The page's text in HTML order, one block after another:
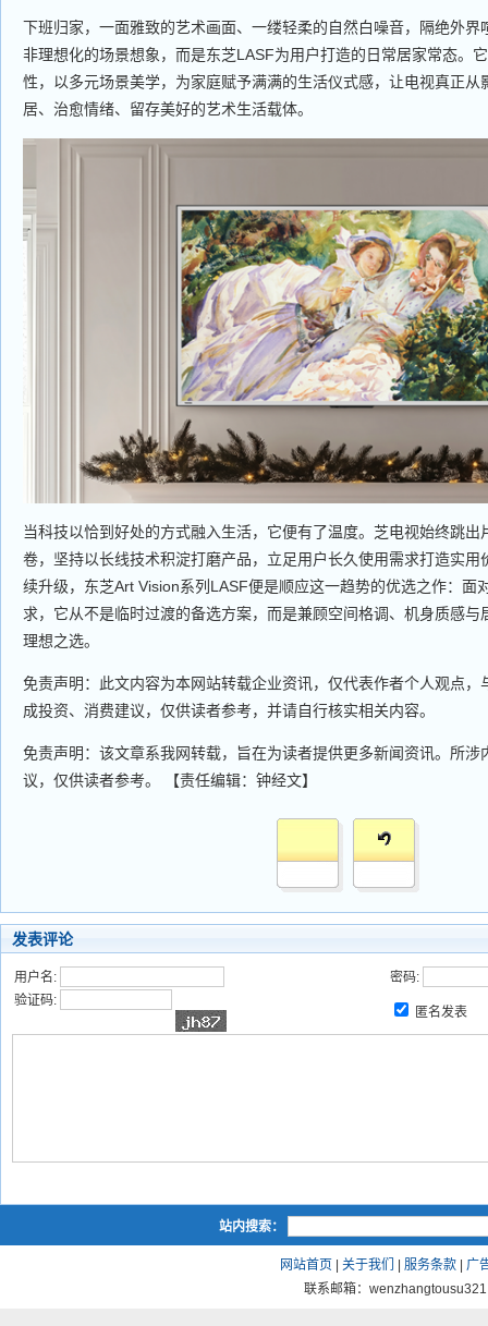
下班归家，一面雅致的艺术画面、一缕轻柔的自然白噪音，隔绝外界
非理想化的场景想象，而是东芝LASF为用户打造的日常居家常态。
性，以多元场景美学，为家庭赋予满满的生活仪式感，让电视真正从
居、治愈情绪、留存美好的艺术生活载体。
当科技以恰到好处的方式融入生活，它便有了温度。芝电视始终跳出
卷，坚持以长线技术积淀打磨产品，立足用户长久使用需求打造实用
续升级，东芝Art Vision系列LASF便是顺应这一趋势的优选之作：面
求，它从不是临时过渡的备选方案，而是兼顾空间格调、机身质感与
理想之选。
免责声明：此文内容为本网站转载企业资讯，仅代表作者个人观点，
成投资、消费建议，仅供读者参考，并请自行核实相关内容。
免责声明：该文章系我网转载，旨在为读者提供更多新闻资讯。所涉
议，仅供读者参考。 【责任编辑：钟经文】
发表评论
用户名:
密码:
验证码:
匿名发表
站内搜索：
网站首页 关于我们 服务条款
广
联系邮箱：